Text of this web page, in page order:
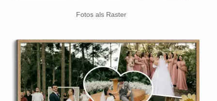
Fotos als Raster